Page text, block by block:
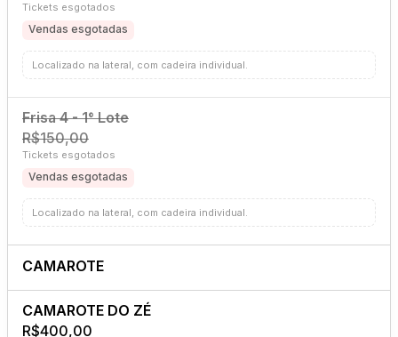
Tickets esgotados
Vendas esgotadas
Localizado na lateral, com cadeira individual.
Frisa 4 - 1° Lote
R$150,00
Tickets esgotados
Vendas esgotadas
Localizado na lateral, com cadeira individual.
CAMAROTE
CAMAROTE DO ZÉ
R$400,00